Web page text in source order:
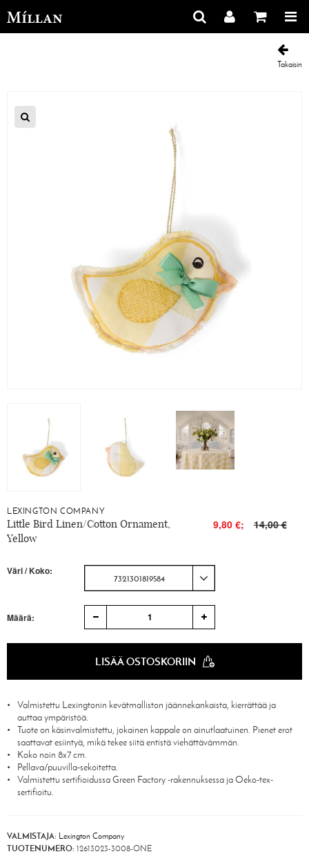
Takaisin
LEXINGTON COMPANY
Little Bird Linen/Cotton Ornament,
Yellow
9,80 €; 14,00 €
Väri / Koko:
7321301819584
Määrä: 1
LISÄÄ OSTOSKORIIN
Valmistettu Lexingtonin kevätmalliston jäännekankaista, kierrättää ja
auttaa ympäristöä.
Tuote on käsinvalmistettu, jokainen kappale on ainutlaatuinen. Pienet erot
saattavat esiintyä, mikä tekee siitä entistä viehättävämmän.
Koko noin 8x7 cm.
Pellava/puuvilla-sekoitetta.
Valmistettu sertifioidussa Green Factory -rakennuksessa ja Oeko-tex-
sertifioitu.
VALMISTAJA: Lexington Company
TUOTENUMERO: 12613023-3008-ONE